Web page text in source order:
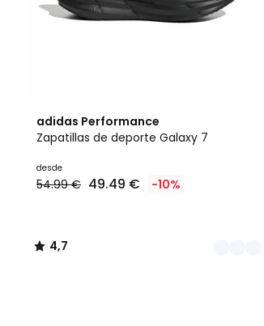
adidas Performance
Zapatillas de deporte Galaxy 7
desde
54.99 € 49.49 € -10%
4,7
/ 5
3
Colores
4,7
/